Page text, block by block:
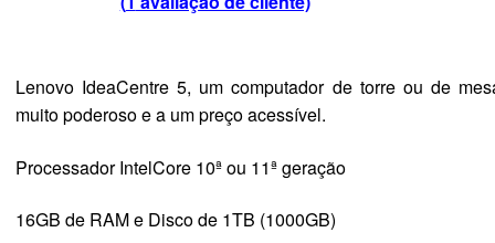
em
classificação
Lenovo IdeaCentre 5, um computador de torre ou de
muito poderoso e a um preço acessível.
Processador IntelCore 10ª ou 11ª geração
16GB de RAM e Disco de 1TB (1000GB)